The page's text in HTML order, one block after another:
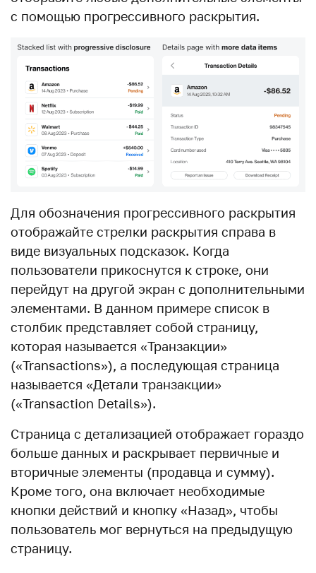
с помощью прогрессивного раскрытия.
Для обозначения прогрессивного раскрытия
отображайте стрелки раскрытия справа в
виде визуальных подсказок. Когда
пользователи прикоснутся к строке, они
перейдут на другой экран с дополнительными
элементами. В данном примере список в
столбик представляет собой страницу,
которая называется «Транзакции»
(«Transactions»), а последующая страница
называется «Детали транзакции»
(«Transaction Details»).
Страница с детализацией отображает гораздо
больше данных и раскрывает первичные и
вторичные элементы (продавца и сумму).
Кроме того, она включает необходимые
кнопки действий и кнопку «Назад», чтобы
пользователь мог вернуться на предыдущую
страницу.